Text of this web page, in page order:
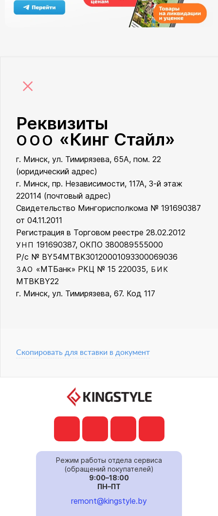
×
Реквизиты
ООО «Кинг Стайл»
ООО «Кинг Стайл»
г. Минск, ул. Тимирязева, 65А, пом. 22
(юридический адрес)
г. Минск, пр. Независимости, 117А, 3-й этаж
220114 (почтовый адрес)
Свидетельство Мингорисполкома № 191690387
от 04.11.2011
Регистрация в Торговом реестре 28.02.2012
УНП 191690387, ОКПО 380089555000
Р/с № BY54MTBK30120001093300069036
ЗАО «МТБанк» РКЦ № 15 220035, БИК
MTBKBY22
г. Минск, ул. Тимирязева, 67. Код 117
Скопировать для вставки в документ
Режим работы отдела сервиса
(обращений покупателей)
9:00–18:00
ПН–ПТ
remont@kingstyle.by